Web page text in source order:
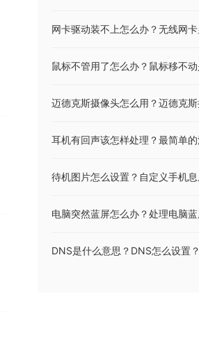
DNS是什么意思？DNS怎么设置？